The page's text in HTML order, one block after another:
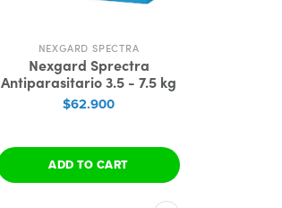
NEXGARD SPECTRA
Nexgard Sprectra
Antiparasitario 3.5 - 7.5 kg
$62.900
ADD TO CART